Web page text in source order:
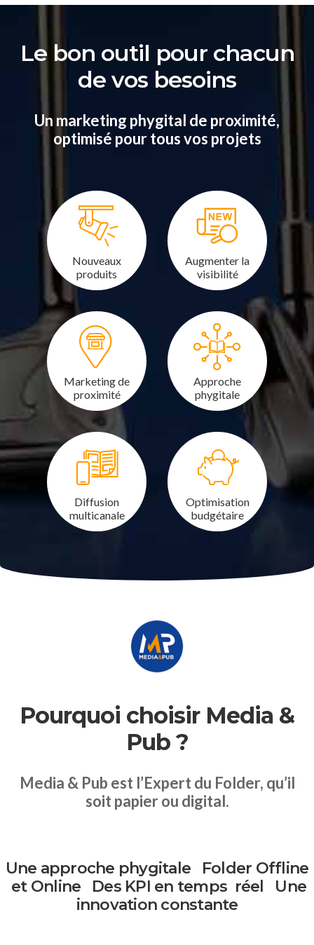
Le bon outil pour chacun
de vos besoins
Un marketing phygital de proximité,
optimisé pour tous vos projets
Nouveaux
produits
Augmenter la
visibilité
Marketing de
proximité
Approche
phygitale
Diffusion
multicanale
Optimisation
budgétaire
Pourquoi choisir Media &
Pub ?
Media & Pub est l’Expert du Folder, qu’il
soit papier ou digital.
Une approche phygitale
Folder Offline
et Online
Des KPI en temps réel
Une
innovation constante